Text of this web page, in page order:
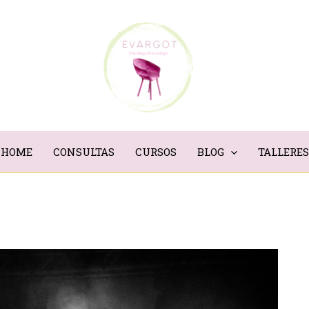
HOME CONSULTAS CURSOS BLOG TALLERES